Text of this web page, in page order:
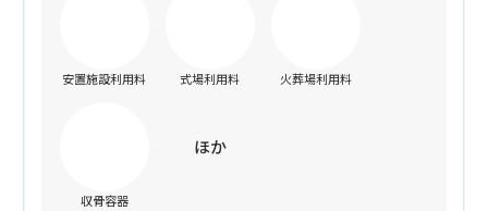
安置施設利用料 式場利用料 火葬場利用料
収骨容器
ほか